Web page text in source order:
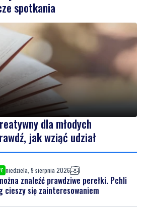
spotkania
dla młodych
jak wziąć udział
niedziela, 9 sierpnia 2026
znaleźć prawdziwe perełki. Pchli
cieszy się zainteresowaniem